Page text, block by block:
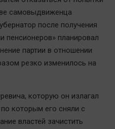
самовыдвиженца
после получения
пенсионеров» планировал
партии в отношении
резко изменилось на
которую он излагал
которым его сняли с
властей зачистить